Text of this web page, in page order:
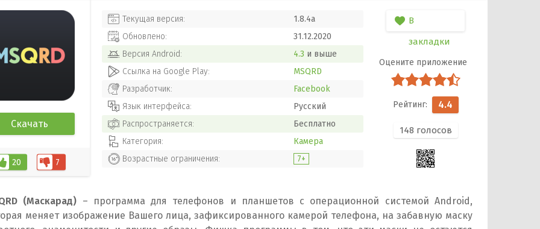
Скачать
20 7
В
закладки
4.4
148 голосов
Текущая версия:
1.8.4a
Обновлено:
31.12.2020
Версия Android: 4.3 и выше
Ссылка на Google Play:
MSQRD
Разработчик:
Facebook
Язык интерфейса:
Русский
Распространяется:
Бесплатно
Категория:
Камера
Возрастные ограничения:
7+
(Маскарад) – программа для телефонов и планшетов с операционной системой Android,
меняет изображение Вашего лица, зафиксированного камерой телефона, на забавную маску